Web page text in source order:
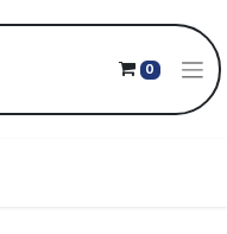
0